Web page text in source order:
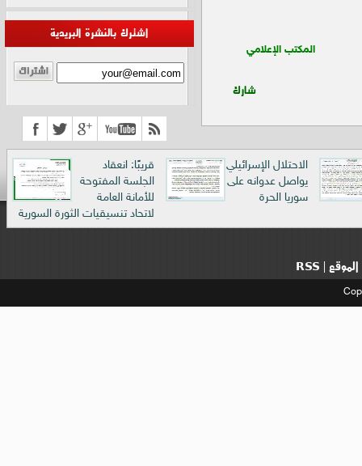
المكتب الإعلامي
شارك
اشترك بالنشرة البريدية
الاحتلال الإسرائيلي
يواصل عدوانه على
سوريا الحرة
قريبًا: انعقاد
الجلسة المفتوحة
للأمانة العامة
لاتحاد تنسيقيات الثورة السورية
RSS